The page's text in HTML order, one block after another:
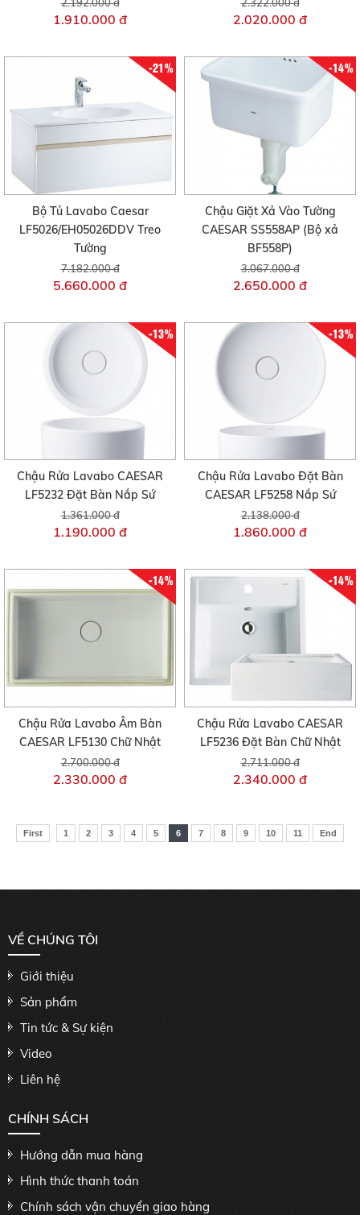
1.910.000 đ 2.020.000 đ
-21%
Bộ Tủ Lavabo Caesar
LF5026/EH05026DDV Treo
Tường
7.182.000 đ
5.660.000 đ
-14%
Chậu Giặt Xả Vào Tường
CAESAR SS558AP (Bộ xả
BF558P)
3.067.000 đ
2.650.000 đ
-13%
Chậu Rửa Lavabo CAESAR
LF5232 Đặt Bàn Nắp Sứ
1.361.000 đ
1.190.000 đ
-13%
Chậu Rửa Lavabo Đặt Bàn
CAESAR LF5258 Nắp Sứ
2.138.000 đ
1.860.000 đ
-14%
Chậu Rửa Lavabo Âm Bàn
CAESAR LF5130 Chữ Nhật
2.700.000 đ
2.330.000 đ
-14%
Chậu Rửa Lavabo CAESAR
LF5236 Đặt Bàn Chữ Nhật
2.711.000 đ
2.340.000 đ
First 1 2 3 4 5 6 7 8 9 10 11 End
VỀ CHÚNG TÔI
Giới thiệu
Sản phẩm
Tin tức & Sự kiện
Video
Liên hệ
CHÍNH SÁCH
Hướng dẫn mua hàng
Hình thức thanh toán
Chính sách vận chuyển giao hàng